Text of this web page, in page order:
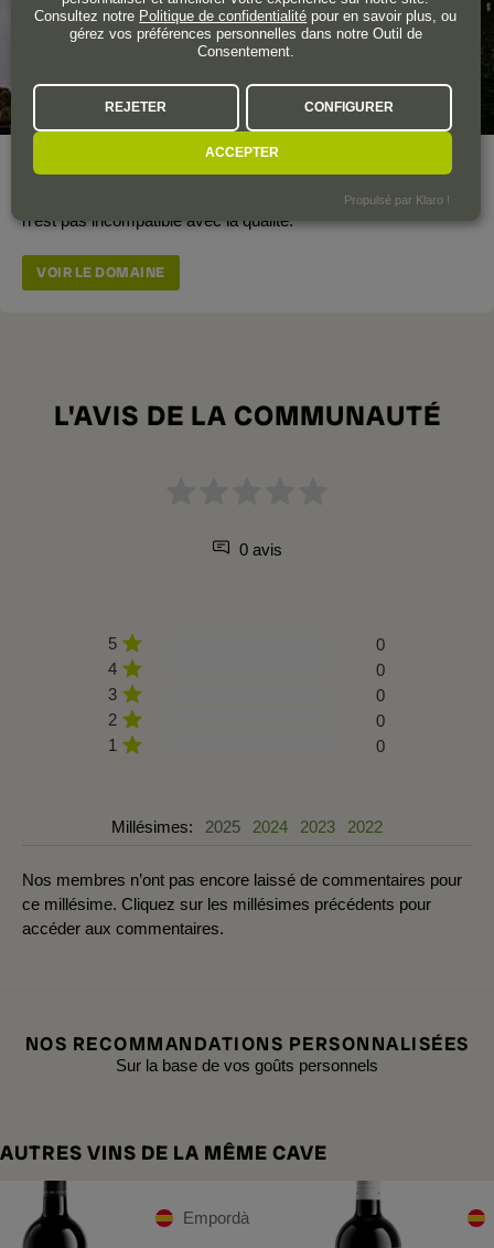
Le Castilo de Perelada est l'un des plus grands de l'appellation
Empordà. C'est l'un des exemples où la taille de la production
n'est pas incompatible avec la qualité.
VOIR LE DOMAINE
L'AVIS DE LA COMMUNAUTÉ
0 avis
5
0
4
0
3
0
2
0
1
0
Millésimes: 2025 2024 2023 2022
Nos membres n’ont pas encore laissé de commentaires pour
ce millésime. Cliquez sur les millésimes précédents pour
accéder aux commentaires.
NOS RECOMMANDATIONS PERSONNALISÉES
Sur la base de vos goûts personnels
AUTRES VINS DE LA MÊME CAVE
Empordà
Consultez notre Politique de confidentialité pour en savoir plus, ou
gérez vos préférences personnelles dans notre Outil de
Consentement.
REJETER CONFIGURER
ACCEPTER
Propulsé par Klaro !